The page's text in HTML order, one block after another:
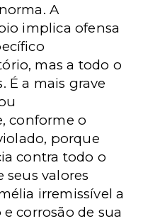
A
implica ofensa
mas a todo o
É a mais grave
conforme o
porque
contra todo o
seus valores
irremissível a
corrosão de sua